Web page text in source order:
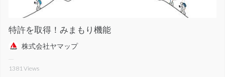
特許を取得！みまもり機能
株式会社ヤマップ
1381 Views